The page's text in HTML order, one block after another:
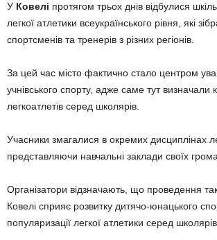
У Ковелі протягом трьох днів відбулися
легкої атлетики всеукраїнського рівня, які
спортсменів та тренерів з різних регіонів.
За цей час місто фактично стало центром
учнівського спорту, адже саме тут визначали
легкоатлетів серед школярів.
Учасники змагалися в окремих дисциплінах
представляючи навчальні заклади своїх
Організатори відзначають, що проведення
Ковелі сприяє розвитку дитячо-юнацького
популяризації легкої атлетики серед